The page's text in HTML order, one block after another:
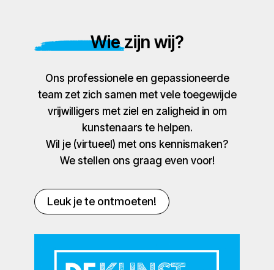
Wie zijn wij?
Ons professionele en gepassioneerde
team zet zich samen met vele toegewijde
vrijwilligers met ziel en zaligheid in om
kunstenaars te helpen.
Wil je (virtueel) met ons kennismaken?
We stellen ons graag even voor!
Leuk je te ontmoeten!